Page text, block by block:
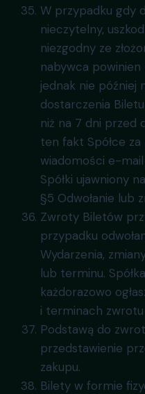
W przypadku gdy
nieczytelny,
niezgodny ze
nabywca powinien
jednak nie później
dostarczenia
niż na 7 dni przed
ten fakt Spółce
wiadomości e-
Spółki ujawniony
§5 Odwołanie lub
Zwroty Biletów
przypadku
Wydarzenia,
lub terminu. Spółka
każdorazowo
i terminach
Podstawą do
przedstawienie
zakupu.
Bilety w formie